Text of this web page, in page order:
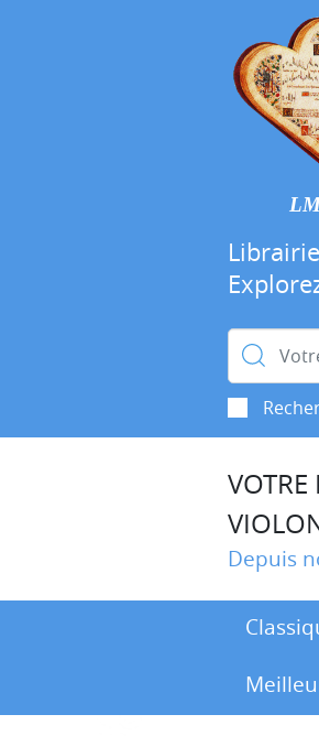
Rechercher :
VOTRE
Depuis